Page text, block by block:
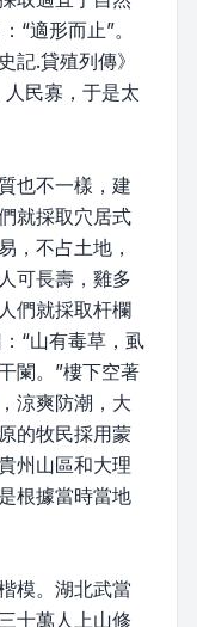
“適形而止”。
記.貸殖列傳》
民寡，于是太
也不一樣，建
就採取穴居式
，不占土地，
可長壽，雞多
們就採取杆欄
“山有毒草，虱
闌。”樓下空著
涼爽防潮，大
的牧民採用蒙
州山區和大理
根據當時當地
模。湖北武當
十萬人上山修